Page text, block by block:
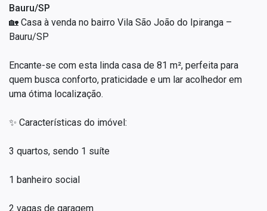
Bauru/SP
🏡 Casa à venda no bairro Vila São João do Ipiranga –
Bauru/SP
Encante-se com esta linda casa de 81 m², perfeita para
quem busca conforto, praticidade e um lar acolhedor em
uma ótima localização.
✨ Características do imóvel:
3 quartos, sendo 1 suíte
1 banheiro social
2 vagas de garagem